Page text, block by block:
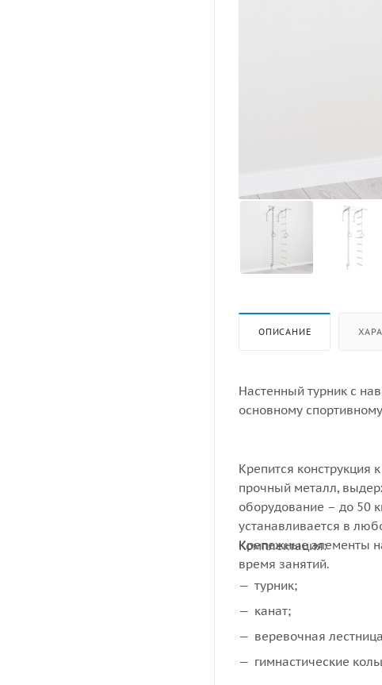
ОПИСАНИЕ
Настенный турник с
основному
Крепится конструкция
прочный металл,
оборудование – до 50
устанавливается в
Крепежные элементы
время занятий.
Комплектация:
турник;
канат;
веревочная
гимнастические